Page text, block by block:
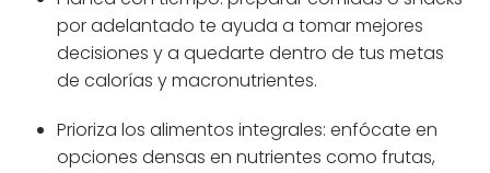
por adelantado te ayuda a tomar mejores
decisiones y a quedarte dentro de tus metas
de calorías y macronutrientes.
Prioriza los alimentos integrales: enfócate en
opciones densas en nutrientes como frutas,